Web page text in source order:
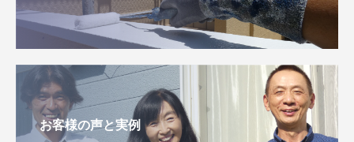
お客様の声と実例